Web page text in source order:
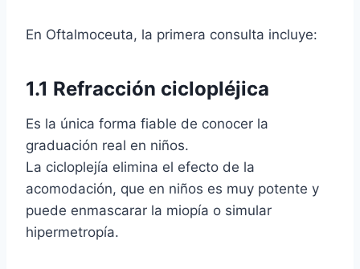
En Oftalmoceuta, la primera consulta incluye:
1.1 Refracción ciclopléjica
Es la única forma fiable de conocer la
graduación real en niños.
La cicloplejía elimina el efecto de la
acomodación, que en niños es muy potente y
puede enmascarar la miopía o simular
hipermetropía.